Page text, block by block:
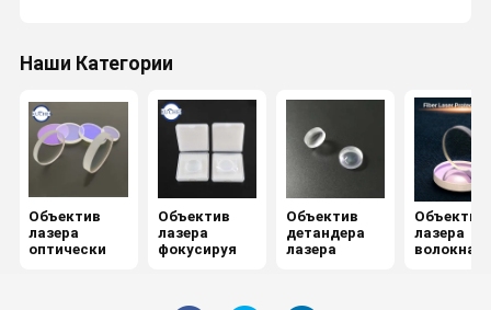
Объектив детандера лазера
Объектив лазера волокна защитный
Изумленные взгляды безопасности лазера
Объектив 0 градусов отражательный
Объектив 45 градусов отражательный
Наши Категории
Объектив
лазера
оптически
Объектив
лазера
фокусируя
Объектив
детандера
лазера
Объектив
лазера
волокна